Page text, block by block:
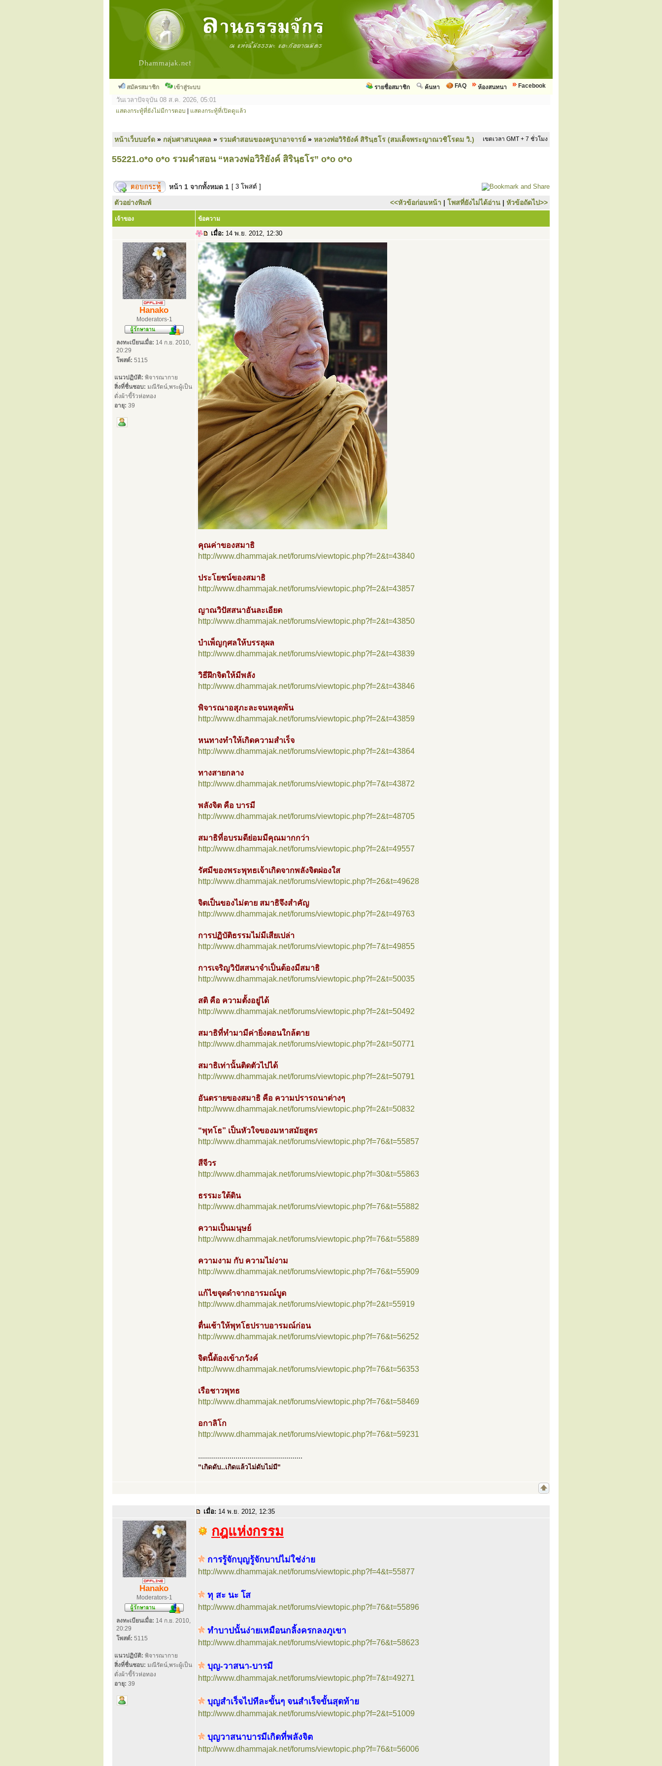
สมัครสมาชิก เข้าสู่ระบบ Facebook
ห้องสนทนา
FAQ
ค้นหา
รายชื่อสมาชิก
วันเวลาปัจจุบัน 08 ส.ค. 2026, 05:01
แสดงกระทู้ที่ยังไม่มีการตอบ แสดงกระทู้ที่เปิดดูแล้ว
หน้าเว็บบอร์ด » กลุ่มศาสนบุคคล » รวมคำสอนของครูบาอาจารย์ » หลวงพ่อวิริยังค์ สิรินฺธโร (สมเด็จพระญาณวชิโรดม วิ.) เขตเวลา GMT + 7 ชั่วโมง
55221.o*o o*o รวมคำสอน “หลวงพ่อวิริยังค์ สิรินฺธโร” o*o o*o
หน้า 1 จากทั้งหมด 1 [ 3 โพสต์ ]
ตัวอย่างพิมพ์ <<หัวข้อก่อนหน้า | โพสที่ยังไม่ได้อ่าน | หัวข้อถัดไป>>
เจ้าของ ข้อความ
เมื่อ: 14 พ.ย. 2012, 12:30
Hanako
Moderators-1
ลงทะเบียนเมื่อ: 14 ก.ย. 2010,
20:29
โพสต์: 5115
แนวปฏิบัติ: พิจารณากาย
สิ่งที่ชื่นชอบ: มณีรัตน์,พระผู้เป็น
ดั่งผ้าขี้ร้วห่อทอง
อายุ: 39
คุณค่าของสมาธิ
http://www.dhammajak.net/forums/viewtopic.php?f=2&t=43840
ประโยชน์ของสมาธิ
http://www.dhammajak.net/forums/viewtopic.php?f=2&t=43857
ญาณวิปัสสนาอันละเอียด
http://www.dhammajak.net/forums/viewtopic.php?f=2&t=43850
บำเพ็ญกุศลให้บรรลุผล
http://www.dhammajak.net/forums/viewtopic.php?f=2&t=43839
วิธีฝึกจิตให้มีพลัง
http://www.dhammajak.net/forums/viewtopic.php?f=2&t=43846
พิจารณาอสุภะละจนหลุดพ้น
http://www.dhammajak.net/forums/viewtopic.php?f=2&t=43859
หนทางทำให้เกิดความสำเร็จ
http://www.dhammajak.net/forums/viewtopic.php?f=2&t=43864
ทางสายกลาง
http://www.dhammajak.net/forums/viewtopic.php?f=7&t=43872
พลังจิต คือ บารมี
http://www.dhammajak.net/forums/viewtopic.php?f=2&t=48705
สมาธิที่อบรมดีย่อมมีคุณมากกว่า
http://www.dhammajak.net/forums/viewtopic.php?f=2&t=49557
รัศมีของพระพุทธเจ้าเกิดจากพลังจิตผ่องใส
http://www.dhammajak.net/forums/viewtopic.php?f=26&t=49628
จิตเป็นของไม่ตาย สมาธิจึงสำคัญ
http://www.dhammajak.net/forums/viewtopic.php?f=2&t=49763
การปฏิบัติธรรมไม่มีเสียเปล่า
http://www.dhammajak.net/forums/viewtopic.php?f=7&t=49855
การเจริญวิปัสสนาจำเป็นต้องมีสมาธิ
http://www.dhammajak.net/forums/viewtopic.php?f=2&t=50035
สติ คือ ความตั้งอยู่ได้
http://www.dhammajak.net/forums/viewtopic.php?f=2&t=50492
สมาธิที่ทำมามีค่ายิ่งตอนใกล้ตาย
http://www.dhammajak.net/forums/viewtopic.php?f=2&t=50771
สมาธิเท่านั้นติดตัวไปได้
http://www.dhammajak.net/forums/viewtopic.php?f=2&t=50791
อันตรายของสมาธิ คือ ความปรารถนาต่างๆ
http://www.dhammajak.net/forums/viewtopic.php?f=2&t=50832
“พุทโธ” เป็นหัวใจของมหาสมัยสูตร
http://www.dhammajak.net/forums/viewtopic.php?f=76&t=55857
สีจีวร
http://www.dhammajak.net/forums/viewtopic.php?f=30&t=55863
ธรรมะใต้ดิน
http://www.dhammajak.net/forums/viewtopic.php?f=76&t=55882
ความเป็นมนุษย์
http://www.dhammajak.net/forums/viewtopic.php?f=76&t=55889
ความงาม กับ ความไม่งาม
http://www.dhammajak.net/forums/viewtopic.php?f=76&t=55909
แก้ไขจุดดำจากอารมณ์บูด
http://www.dhammajak.net/forums/viewtopic.php?f=2&t=55919
ตื่นเช้าให้พุทโธปราบอารมณ์ก่อน
http://www.dhammajak.net/forums/viewtopic.php?f=76&t=56252
จิตนี้ต้องเข้าภวังค์
http://www.dhammajak.net/forums/viewtopic.php?f=76&t=56353
เรือชาวพุทธ
http://www.dhammajak.net/forums/viewtopic.php?f=76&t=58469
อกาลิโก
http://www.dhammajak.net/forums/viewtopic.php?f=76&t=59231
.....................................................
"เกิดดับ..เกิดแล้วไม่ดับไม่มี"
เมื่อ: 14 พ.ย. 2012, 12:35
Hanako
Moderators-1
ลงทะเบียนเมื่อ: 14 ก.ย. 2010,
20:29
โพสต์: 5115
แนวปฏิบัติ: พิจารณากาย
สิ่งที่ชื่นชอบ: มณีรัตน์,พระผู้เป็น
ดั่งผ้าขี้ร้วห่อทอง
อายุ: 39
กฎแห่งกรรม
การรู้จักบุญรู้จักบาปไม่ใช่ง่าย
http://www.dhammajak.net/forums/viewtopic.php?f=4&t=55877
ทุ สะ นะ โส
http://www.dhammajak.net/forums/viewtopic.php?f=76&t=55896
ทำบาปนั้นง่ายเหมือนกลิ้งครกลงภูเขา
http://www.dhammajak.net/forums/viewtopic.php?f=76&t=58623
บุญ-วาสนา-บารมี
http://www.dhammajak.net/forums/viewtopic.php?f=7&t=49271
บุญสำเร็จไปทีละขั้นๆ จนสำเร็จขั้นสุดท้าย
http://www.dhammajak.net/forums/viewtopic.php?f=2&t=51009
บุญวาสนาบารมีเกิดที่พลังจิต
http://www.dhammajak.net/forums/viewtopic.php?f=76&t=56006